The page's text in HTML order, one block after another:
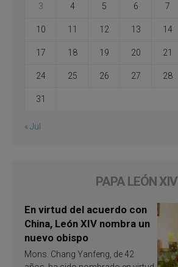
3 4 5 6 7
10 11 12 13 14
17 18 19 20 21
24 25 26 27 28
31
« Jul
PAPA LEÓN XIV
En virtud del acuerdo con
China, León XIV nombra un
nuevo obispo
Mons. Chang Yanfeng, de 42